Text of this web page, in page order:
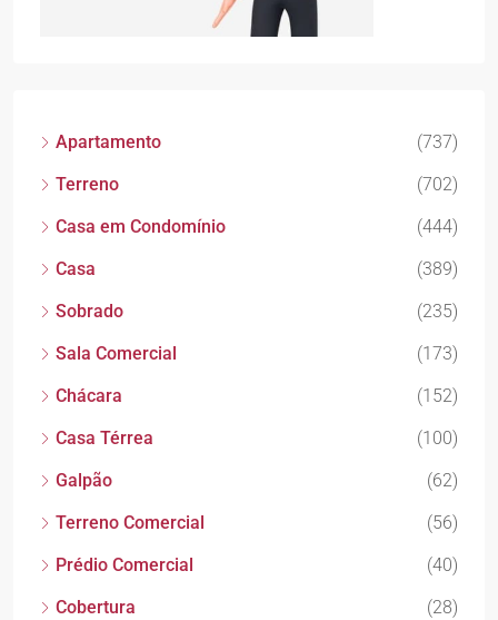
Apartamento
(737)
Terreno
(702)
Casa em Condomínio
(444)
Casa
(389)
Sobrado
(235)
Sala Comercial
(173)
Chácara
(152)
Casa Térrea
(100)
Galpão
(62)
Terreno Comercial
(56)
Prédio Comercial
(40)
Cobertura
(28)